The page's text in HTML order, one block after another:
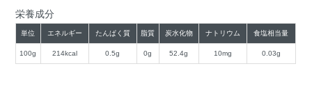
栄養成分
単位 エネルギー たんぱく質 脂質 炭水化物 ナトリウム 食塩相当量
100g 214kcal 0.5g 0g 52.4g 10mg 0.03g